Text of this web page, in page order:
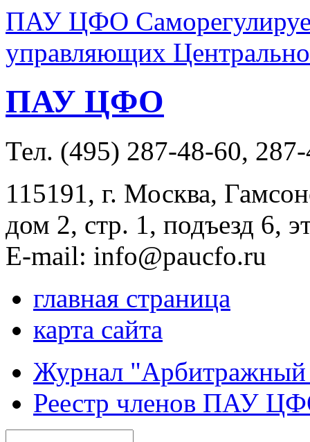
ПАУ ЦФО
управляющих
ПАУ ЦФО
Тел. (495) 287-48-60,
115191, г. Москва,
дом 2, стр. 1, подъезд 6,
E-mail: info@paucfo.ru
главная страница
карта сайта
Журнал
Реестр членов ПАУ